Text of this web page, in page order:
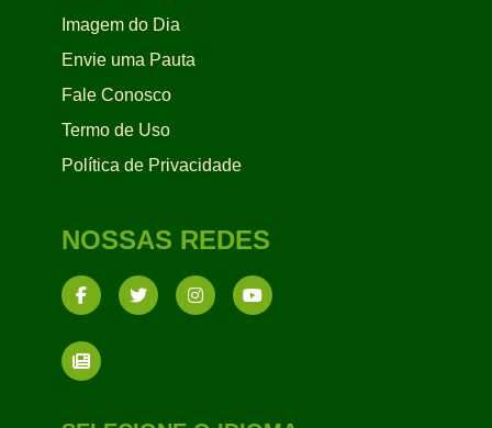
Imagem do Dia
Envie uma Pauta
Fale Conosco
Termo de Uso
Política de Privacidade
NOSSAS REDES